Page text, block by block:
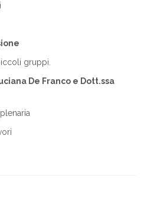
gruppi.
De Franco e Dott.ssa